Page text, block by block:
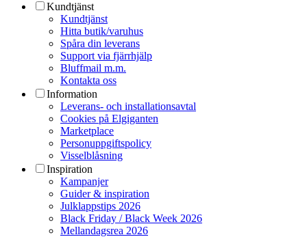
Kundtjänst
Kundtjänst
Hitta butik/varuhus
Spåra din leverans
Support via fjärrhjälp
Bluffmail m.m.
Kontakta oss
Information
Leverans- och installationsavtal
Cookies på Elgiganten
Marketplace
Personuppgiftspolicy
Visselblåsning
Inspiration
Kampanjer
Guider & inspiration
Julklappstips 2026
Black Friday / Black Week 2026
Mellandagsrea 2026